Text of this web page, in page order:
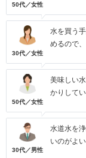
50代／女性
30代／女性
水を買う
めるので
50代／女性
美味しい
かりして
30代／男性
水道水を
いのがよい